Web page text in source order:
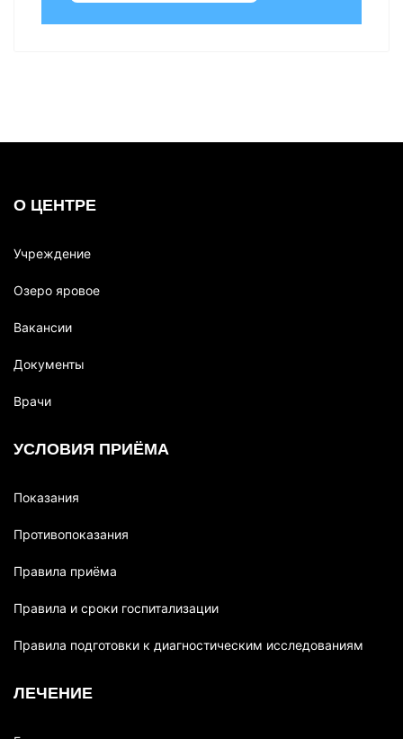
О ЦЕНТРЕ
Учреждение
Озеро яровое
Вакансии
Документы
Врачи
УСЛОВИЯ ПРИЁМА
Показания
Противопоказания
Правила приёма
Правила и сроки госпитализации
Правила подготовки к диагностическим исследованиям
ЛЕЧЕНИЕ